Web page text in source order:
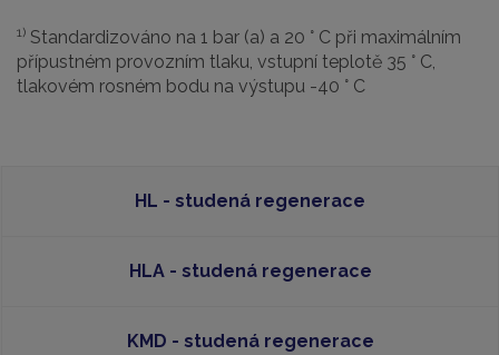
1) Standardizováno na 1 bar (a) a 20 ° C při maximálním
přípustném provozním tlaku, vstupní teplotě 35 ° C,
tlakovém rosném bodu na výstupu -40 ° C
HL - studená regenerace
HLA - studená regenerace
KMD - studená regenerace